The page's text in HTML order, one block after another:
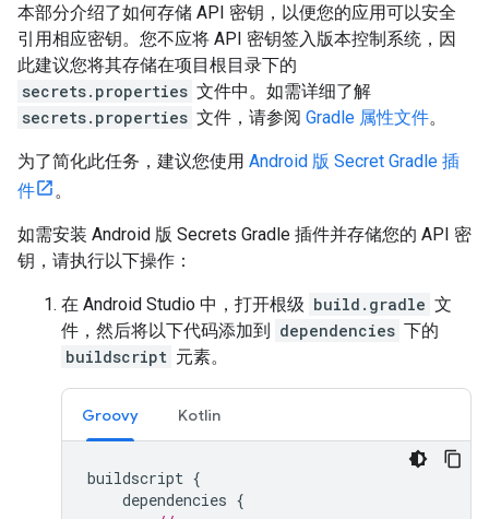
本部分介绍了如何存储 API 密钥，以便您的应用可以安全
引用相应密钥。您不应将 API 密钥签入版本控制系统，因
此建议您将其存储在项目根目录下的
secrets.properties 文件中。如需详细了解
secrets.properties 文件，请参阅 Gradle 属性文件。
为了简化此任务，建议您使用 Android 版 Secret Gradle 插
件
。
如需安装 Android 版 Secrets Gradle 插件并存储您的 API 密
钥，请执行以下操作：
在 Android Studio 中，打开根级 build.gradle 文
件，然后将以下代码添加到 dependencies 下的
buildscript 元素。
Groovy Kotlin
buildscript {
dependencies {